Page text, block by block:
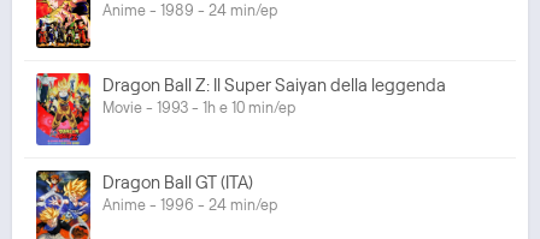
Anime - 1989 - 24 min/ep
Dragon Ball Z: Il Super Saiyan della leggenda
Movie - 1993 - 1h e 10 min/ep
Dragon Ball GT (ITA)
Anime - 1996 - 24 min/ep